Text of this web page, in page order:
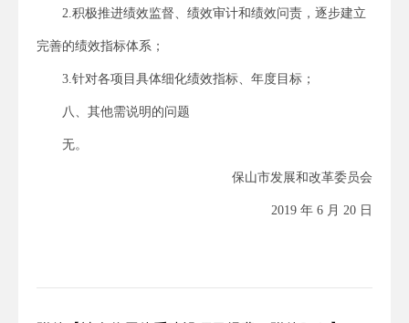
2.积极推进绩效监督、绩效审计和绩效问责，逐步建立
完善的绩效指标体系；
3.针对各项目具体细化绩效指标、年度目标；
八、其他需说明的问题
无。
保山市发展和改革委员会
2019 年 6 月 20 日